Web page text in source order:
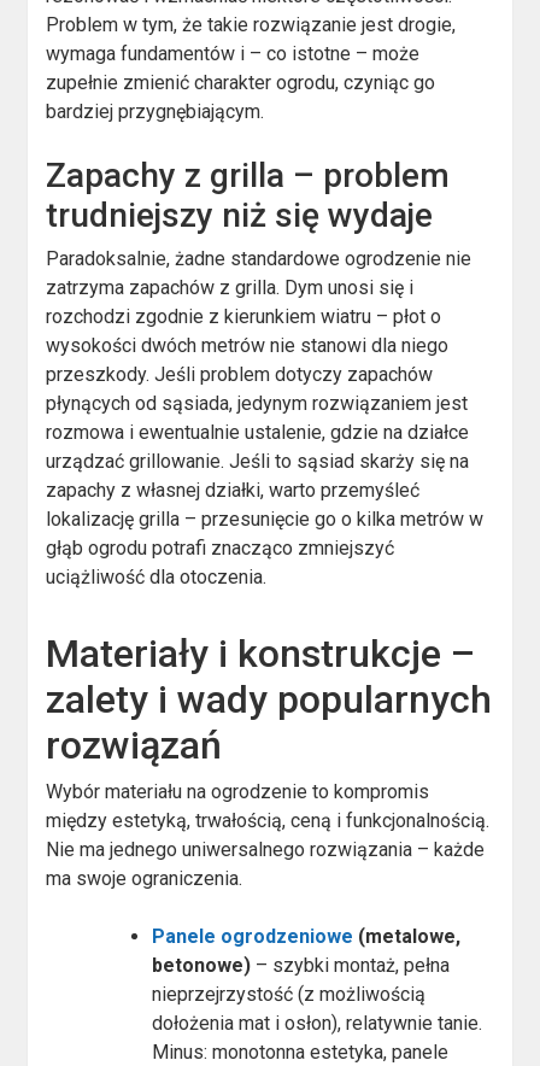
Problem w tym, że takie rozwiązanie jest drogie,
wymaga fundamentów i – co istotne – może
zupełnie zmienić charakter ogrodu, czyniąc go
bardziej przygnębiającym.
Zapachy z grilla – problem
trudniejszy niż się wydaje
Paradoksalnie, żadne standardowe ogrodzenie nie
zatrzyma zapachów z grilla. Dym unosi się i
rozchodzi zgodnie z kierunkiem wiatru – płot o
wysokości dwóch metrów nie stanowi dla niego
przeszkody. Jeśli problem dotyczy zapachów
płynących od sąsiada, jedynym rozwiązaniem jest
rozmowa i ewentualnie ustalenie, gdzie na działce
urządzać grillowanie. Jeśli to sąsiad skarży się na
zapachy z własnej działki, warto przemyśleć
lokalizację grilla – przesunięcie go o kilka metrów w
głąb ogrodu potrafi znacząco zmniejszyć
uciążliwość dla otoczenia.
Materiały i konstrukcje –
zalety i wady popularnych
rozwiązań
Wybór materiału na ogrodzenie to kompromis
między estetyką, trwałością, ceną i funkcjonalnością.
Nie ma jednego uniwersalnego rozwiązania – każde
ma swoje ograniczenia.
Panele ogrodzeniowe (metalowe,
betonowe) – szybki montaż, pełna
nieprzejrzystość (z możliwością
dołożenia mat i osłon), relatywnie tanie.
Minus: monotonna estetyka, panele